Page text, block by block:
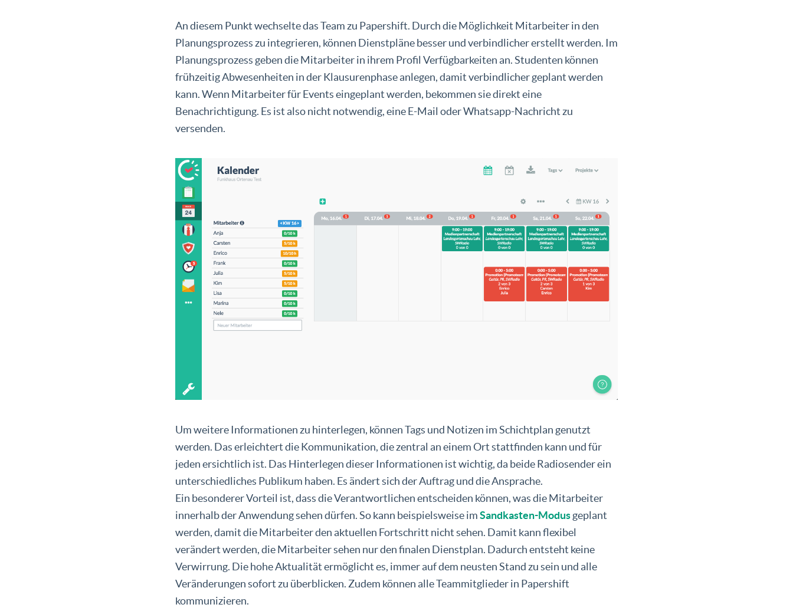
An diesem Punkt wechselte das Team zu Papershift. Durch die Möglichkeit Mitarbeiter in den
Planungsprozess zu integrieren, können Dienstpläne besser und verbindlicher erstellt werden. Im
Planungsprozess geben die Mitarbeiter in ihrem Profil Verfügbarkeiten an. Studenten können
frühzeitig Abwesenheiten in der Klausurenphase anlegen, damit verbindlicher geplant werden
kann. Wenn Mitarbeiter für Events eingeplant werden, bekommen sie direkt eine
Benachrichtigung. Es ist also nicht notwendig, eine E-Mail oder Whatsapp-Nachricht zu
versenden.
Um weitere Informationen zu hinterlegen, können Tags und Notizen im Schichtplan genutzt
werden. Das erleichtert die Kommunikation, die zentral an einem Ort stattfinden kann und für
jeden ersichtlich ist. Das Hinterlegen dieser Informationen ist wichtig, da beide Radiosender ein
unterschiedliches Publikum haben. Es ändert sich der Auftrag und die Ansprache.
Ein besonderer Vorteil ist, dass die Verantwortlichen entscheiden können, was die Mitarbeiter
innerhalb der Anwendung sehen dürfen. So kann beispielsweise imSandkasten-Modusgeplant
werden, damit die Mitarbeiter den aktuellen Fortschritt nicht sehen. Damit kann flexibel
verändert werden, die Mitarbeiter sehen nur den finalen Dienstplan. Dadurch entsteht keine
Verwirrung. Die hohe Aktualität ermöglicht es, immer auf dem neusten Stand zu sein und alle
Veränderungen sofort zu überblicken. Zudem können alle Teammitglieder in Papershift
kommunizieren.